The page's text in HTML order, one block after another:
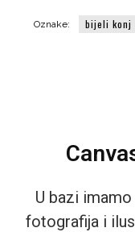
Oznake: bijeli konj
U bazi
fotografija i